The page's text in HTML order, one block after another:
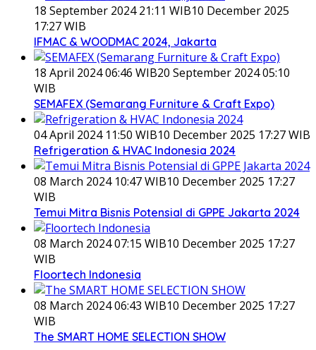
18 September 2024 21:11 WIB10 December 2025
17:27 WIB
IFMAC & WOODMAC 2024, Jakarta
18 April 2024 06:46 WIB20 September 2024 05:10
WIB
SEMAFEX (Semarang Furniture & Craft Expo)
04 April 2024 11:50 WIB10 December 2025 17:27 WIB
Refrigeration & HVAC Indonesia 2024
08 March 2024 10:47 WIB10 December 2025 17:27
WIB
Temui Mitra Bisnis Potensial di GPPE Jakarta 2024
08 March 2024 07:15 WIB10 December 2025 17:27
WIB
Floortech Indonesia
08 March 2024 06:43 WIB10 December 2025 17:27
WIB
The SMART HOME SELECTION SHOW